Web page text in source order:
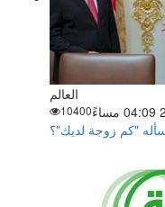
العالم
10400
"كم زوجة لديك"؟